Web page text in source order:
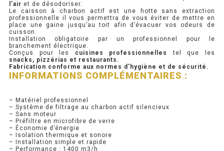
PROFONDEUR 300 INOX
ARMOIRE RÉFRIGÉRÉE
RÉFRIGÉRATEUR VITRÉ
RÉFRI / CONGÉL BOULANGERIE
l’air et de désodoriser.
Le caisson à charbon actif est une hotte sans extraction
professionnelle il vous permettra de vous éviter de mettre en
place une gaine jusqu’au toit afin d’évacuer vos odeurs de
cuisson.
Installation obligatoire par un professionnel pour le
branchement électrique.
Conçus pour les
cuisines professionnelles
tel que les
snacks, pizzérias et restaurants.
Fabrication conforme aux normes d’hygiène et de sécurité.
INFORMATIONS COMPLÉMENTAIRES :
– Matériel professionnel
– Système de filtrage au charbon actif silencieux
– Sans moteur
– Préfiltre en microfibre de verre
– Économie d’énergie
– Isolation thermique et sonore
– Installation simple et rapide
– Performance : 1400 m3/h